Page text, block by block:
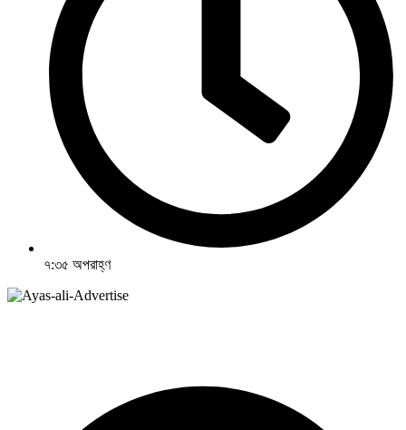
৭:৩৫ অপরাহ্ণ